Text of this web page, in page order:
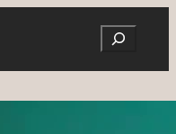
Search